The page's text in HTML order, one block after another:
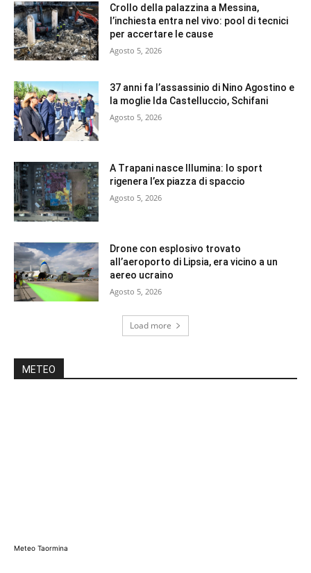
Crollo della palazzina a Messina,
l’inchiesta entra nel vivo: pool di tecnici
per accertare le cause
Agosto 5, 2026
37 anni fa l’assassinio di Nino Agostino e
la moglie Ida Castelluccio, Schifani
Agosto 5, 2026
A Trapani nasce Illumina: lo sport
rigenera l’ex piazza di spaccio
Agosto 5, 2026
Drone con esplosivo trovato
all’aeroporto di Lipsia, era vicino a un
aereo ucraino
Agosto 5, 2026
Load more
METEO
Meteo Taormina